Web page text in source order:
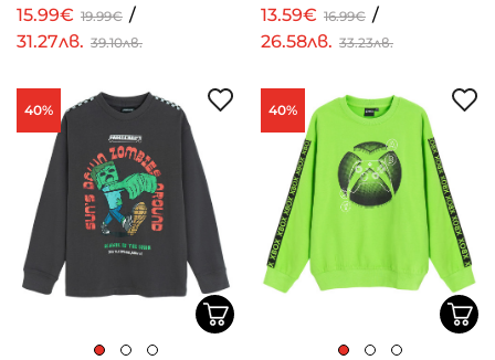
15.99€ 19.99€ /
31.27лв. 39.10лв.
13.59€ 16.99€ /
26.58лв. 33.23лв.
40% 40%